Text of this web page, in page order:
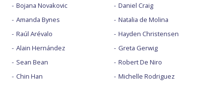
Bojana Novakovic
Amanda Bynes
Raúl Arévalo
Alain Hernández
Sean Bean
Chin Han
Daniel Craig
Natalia de Molina
Hayden Christensen
Greta Gerwig
Robert De Niro
Michelle Rodriguez